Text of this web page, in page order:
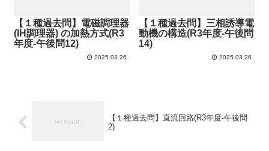
【１種過去問】電磁調理器
(IH調理器) の加熱方式(R3
年度-午後問12)
2025.03.26
【１種過去問】三相誘導電
動機の構造(R3年度-午後問
14)
2025.03.26
【１種過去問】直流回路(R3年度-午後問
2)